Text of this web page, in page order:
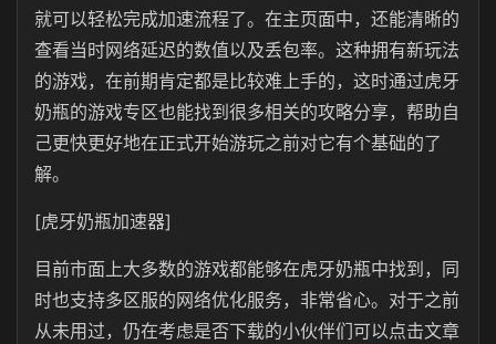
就可以轻松完成加速流程了。在主页面中，还能清晰的
查看当时网络延迟的数值以及丢包率。这种拥有新玩法
的游戏，在前期肯定都是比较难上手的，这时通过虎牙
奶瓶的游戏专区也能找到很多相关的攻略分享，帮助自
己更快更好地在正式开始游玩之前对它有个基础的了
解。
[虎牙奶瓶加速器]
目前市面上大多数的游戏都能够在虎牙奶瓶中找到，同
时也支持多区服的网络优化服务，非常省心。对于之前
从未用过，仍在考虑是否下载的小伙伴们可以点击文章